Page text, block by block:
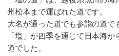
州松本まで運ばれた道です。
大名が通った道でも参詣の道で
「塩」が四季を通じて日本海
道でした。